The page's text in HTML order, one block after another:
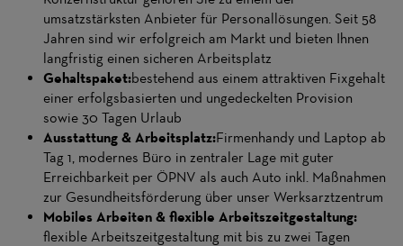
umsatzstärksten Anbieter für Personallösungen. Seit 58
Jahren sind wir erfolgreich am Markt und bieten Ihnen
langfristig einen sicheren Arbeitsplatz
Gehaltspaket:bestehend aus einem attraktiven Fixgehalt
einer erfolgsbasierten und ungedeckelten Provision
sowie 30 Tagen Urlaub
Ausstattung & Arbeitsplatz:Firmenhandy und Laptop ab
Tag 1, modernes Büro in zentraler Lage mit guter
Erreichbarkeit per ÖPNV als auch Auto inkl. Maßnahmen
zur Gesundheitsförderung über unser Werksarztzentrum
Mobiles Arbeiten & flexible Arbeitszeitgestaltung:
flexible Arbeitszeitgestaltung mit bis zu zwei Tagen